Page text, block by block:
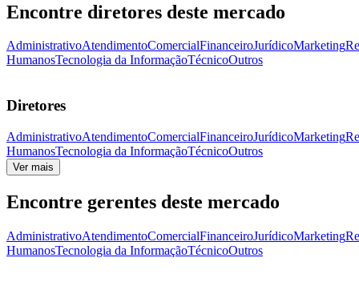
Encontre diretores deste mercado
AdministrativoAtendimentoComercialFinanceiroJurídicoMarketing
HumanosTecnologia da InformaçãoTécnicoOutros
Diretores
AdministrativoAtendimentoComercialFinanceiroJurídicoMarketing
HumanosTecnologia da InformaçãoTécnicoOutros
Ver mais
Encontre gerentes deste mercado
AdministrativoAtendimentoComercialFinanceiroJurídicoMarketing
HumanosTecnologia da InformaçãoTécnicoOutros